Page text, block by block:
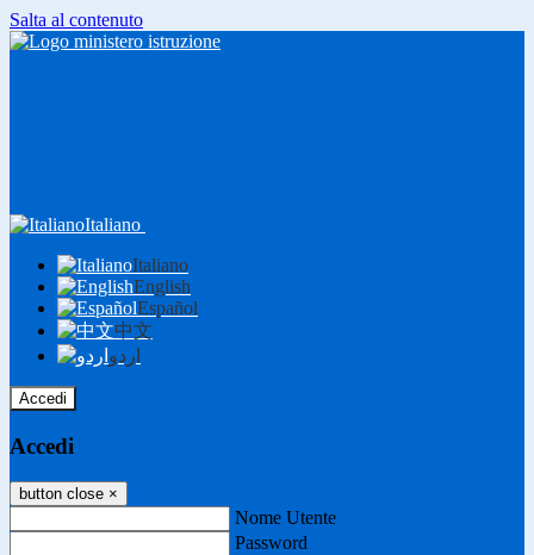
Salta al contenuto
Italiano
Italiano
English
Español
中文
اردو
Accedi
Accedi
button close ×
Nome Utente
Password